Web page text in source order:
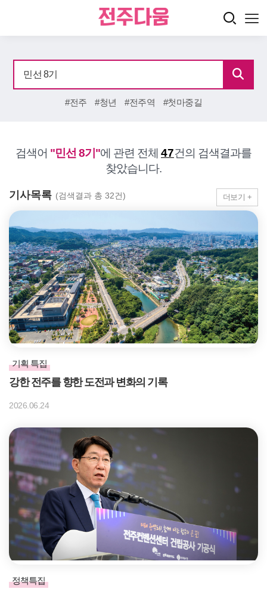
#전주 #청년 #전주역 #첫마중길
검색어 "민선 8기"에 관련 전체 47건의 검색결과를
찾았습니다.
기사목록 (검색결과 총 32건) 더보기 +
기획 특집
강한 전주를 향한 도전과 변화의 기록
2026.06.24
정책특집